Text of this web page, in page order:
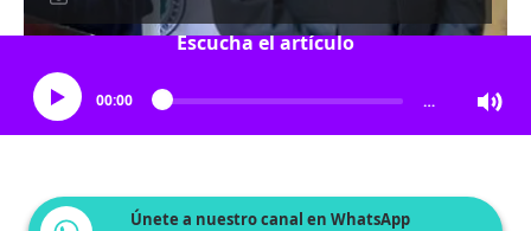
Escucha el artículo
00:00 …
Únete a nuestro canal en WhatsApp